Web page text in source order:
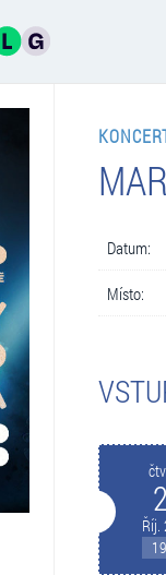
Datum:
Místo:
Říj.